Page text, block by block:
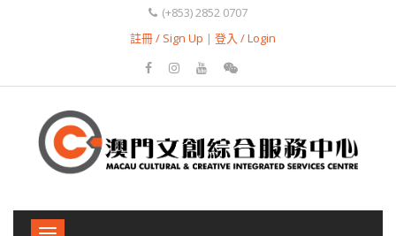
(+853) 2852 0707
註冊 / Sign Up | 登入 / Login